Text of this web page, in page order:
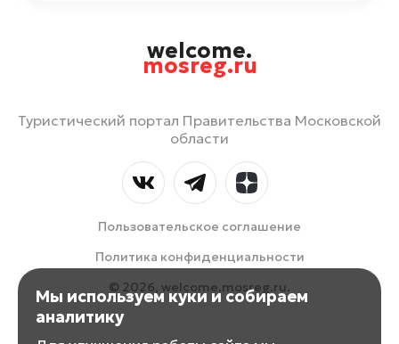
welcome.
mosreg.ru
Туристический портал Правительства Московской
области
Пользовательское соглашение
Политика конфиденциальности
© 2026, welcome.mosreg.ru.
Мы используем куки и собираем
аналитику